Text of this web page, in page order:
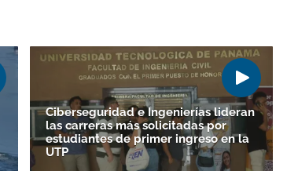
Ciberseguridad e Ingenierías lideran
las carreras más solicitadas por
estudiantes de primer ingreso en la
UTP